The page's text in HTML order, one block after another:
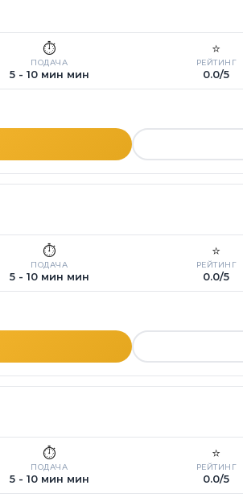
⏱️
ПОДАЧА
5 - 10 мин мин
⭐
РЕЙТИНГ
0.0/5
⏱️
ПОДАЧА
5 - 10 мин мин
⭐
РЕЙТИНГ
0.0/5
⏱️
ПОДАЧА
5 - 10 мин мин
⭐
РЕЙТИНГ
0.0/5